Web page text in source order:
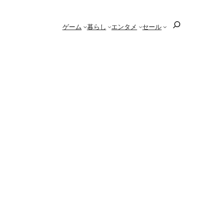
ゲーム 暮らし エンタメ セール